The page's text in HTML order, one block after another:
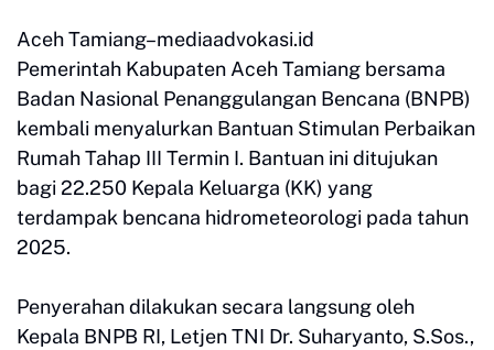
Aceh Tamiang–mediaadvokasi.id
Pemerintah Kabupaten Aceh Tamiang bersama
Badan Nasional Penanggulangan Bencana (BNPB)
kembali menyalurkan Bantuan Stimulan Perbaikan
Rumah Tahap III Termin I. Bantuan ini ditujukan
bagi 22.250 Kepala Keluarga (KK) yang
terdampak bencana hidrometeorologi pada tahun
2025.
Penyerahan dilakukan secara langsung oleh
Kepala BNPB RI, Letjen TNI Dr. Suharyanto, S.Sos.,